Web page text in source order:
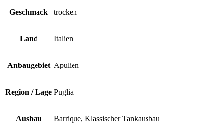
Geschmack trocken
Land Italien
Anbaugebiet Apulien
Region / Lage Puglia
Ausbau Barrique, Klassischer Tankausbau